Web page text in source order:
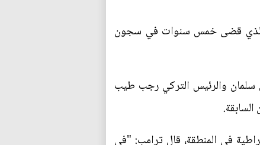
الذي قضى خمس سنوات في سجون
سلمان والرئيس التركي رجب طيب
المتمثل في نشر الديمقراطية في المنطقة، قال ترامب: "في